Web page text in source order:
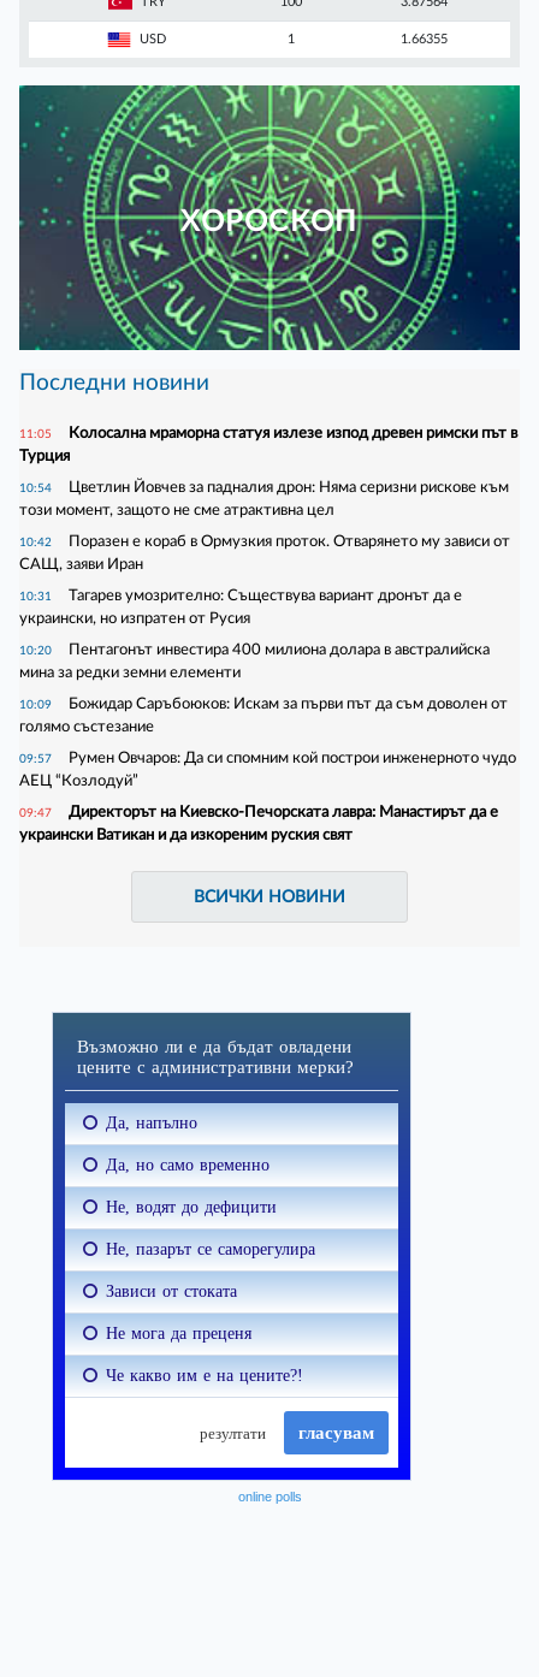
USD 1 1.66355
ХОРОСКОП
Последни новини
11:05
Колосална мраморна статуя излезе изпод древен римски път в
Турция
10:54
Цветлин Йовчев за падналия дрон: Няма серизни рискове към
този момент, защото не сме атрактивна цел
10:42
Поразен е кораб в Ормузкия проток. Отварянето му зависи от
САЩ, заяви Иран
10:31
Тагарев умозрително: Съществува вариант дронът да е
украински, но изпратен от Русия
10:20
Пентагонът инвестира 400 милиона долара в австралийска
мина за редки земни елементи
10:09
Божидар Саръбоюков: Искам за първи път да съм доволен от
голямо състезание
09:57
Румен Овчаров: Да си спомним кой построи инженерното чудо
АЕЦ “Козлодуй”
09:47
Директорът на Киевско-Печорската лавра: Манастирът да е
украински Ватикан и да изкореним руския свят
ВСИЧКИ НОВИНИ
online polls